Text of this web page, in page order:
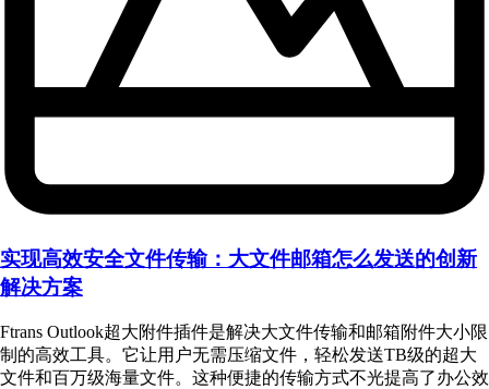
实现高效安全文件传输：大文件邮箱怎么发送的创新
解决方案
Ftrans Outlook超大附件插件是解决大文件传输和邮箱附件大小限
制的高效工具。它让用户无需压缩文件，轻松发送TB级的超大
文件和百万级海量文件。这种便捷的传输方式不光提高了办公效